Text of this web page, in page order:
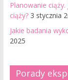
Planowanie
ciąży? 3 stycznia
Jakie badania
2025
Porady